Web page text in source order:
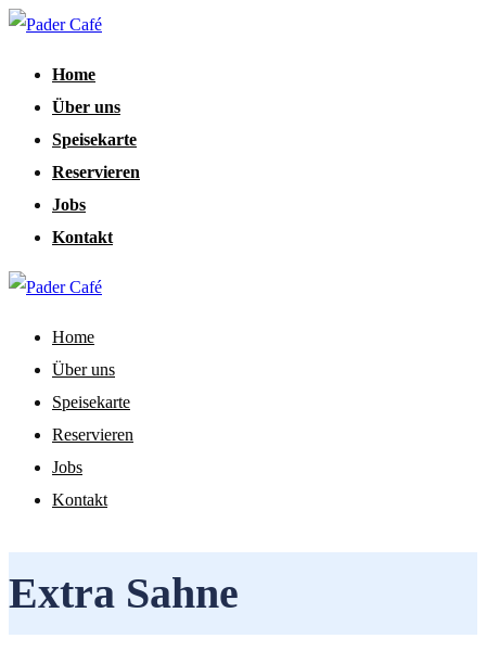
Home
Über uns
Speisekarte
Reservieren
Jobs
Kontakt
Home
Über uns
Speisekarte
Reservieren
Jobs
Kontakt
Extra Sahne